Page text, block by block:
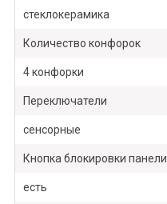
стеклокерамика
Количество конфорок
4 конфорки
Переключатели
сенсорные
Кнопка блокировки панели
есть